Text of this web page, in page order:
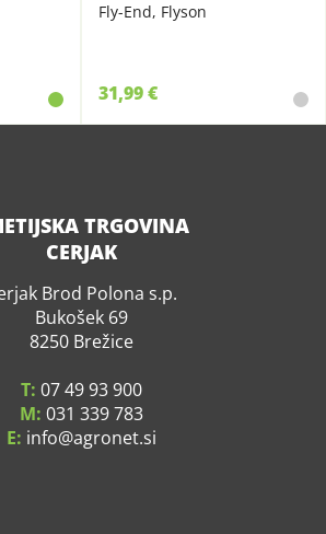
Fly-End, Flyson
31,99 €
TRGOVINA
CERJAK
Brod Polona s.p.
Bukošek 69
8250 Brežice
T: 07 49 93 900
M: 031 339 783
E: info agronet.si